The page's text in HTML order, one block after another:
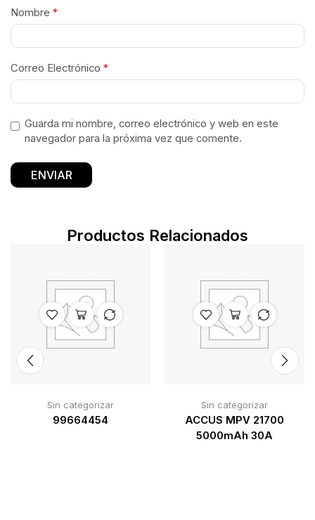
Nombre *
Correo Electrónico *
Guarda mi nombre, correo electrónico y web en este
navegador para la próxima vez que comente.
Productos Relacionados
Sin categorizar
99664454
Sin categorizar
ACCUS MPV 21700
5000mAh 30A